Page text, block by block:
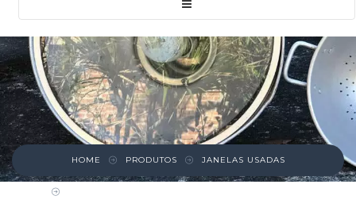
HOME PRODUTOS JANELAS USADAS